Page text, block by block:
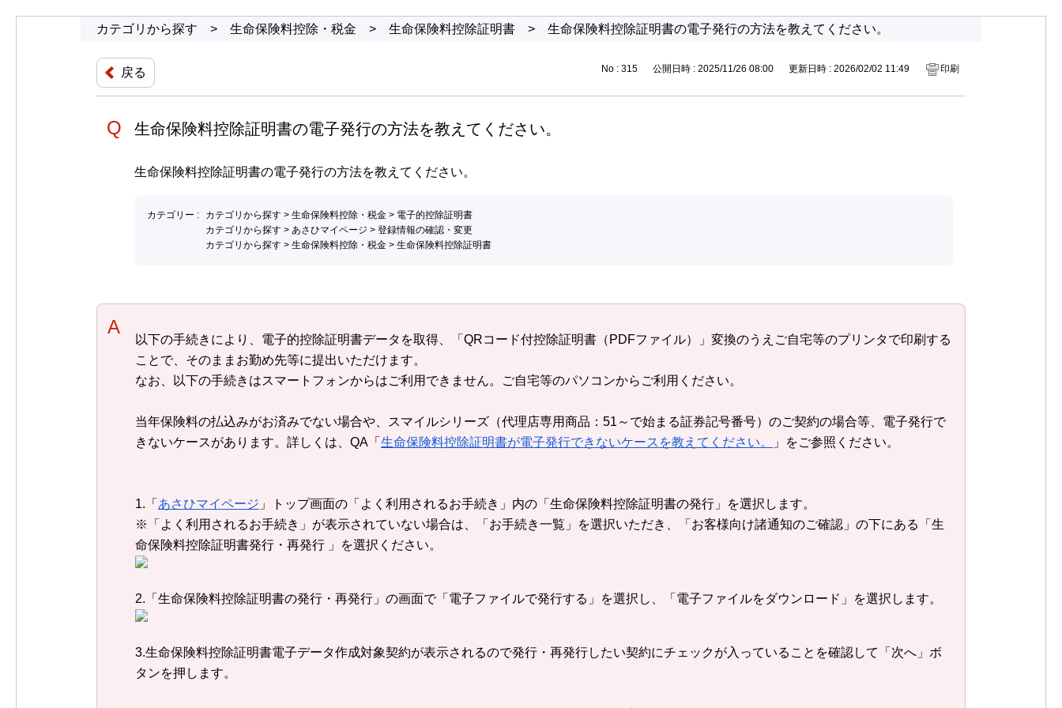
カテゴリから探す > 生命保険料控除・税金 > 生命保険料控除証明書 > 生命保険料控除証明書の電子発行の方法を教えてください。
戻る No : 315 公開日時 : 2025/11/26 08:00 更新日時 : 2026/02/02 11:49 印刷
生命保険料控除証明書の電子発行の方法を教えてください。
生命保険料控除証明書の電子発行の方法を教えてください。
カテゴリー : カテゴリから探す > 生命保険料控除・税金 > 電子的控除証明書
カテゴリから探す > あさひマイページ > 登録情報の確認・変更
カテゴリから探す > 生命保険料控除・税金 > 生命保険料控除証明書
以下の手続きにより、電子的控除証明書データを取得、「QRコード付控除証明書（PDFファイル）」変換のうえご自宅等のプリンタで印刷する
ことで、そのままお勤め先等に提出いただけます。
なお、以下の手続きはスマートフォンからはご利用できません。ご自宅等のパソコンからご利用ください。
当年保険料の払込みがお済みでない場合や、スマイルシリーズ（代理店専用商品：51～で始まる証券記号番号）のご契約の場合等、電子発行で
きないケースがあります。詳しくは、QA「 生命保険料控除証明書が電子発行できないケースを教えてください。 」をご参照ください。
1.「 あさひマイページ 」トップ画面の「よく利用されるお手続き」内の「生命保険料控除証明書の発行」を選択します。
※「よく利用されるお手続き」が表示されていない場合は、「お手続き一覧」を選択いただき、「お客様向け諸通知のご確認」の下にある「生
命保険料控除証明書発行・再発行 」を選択ください。
2.「生命保険料控除証明書の発行・再発行」の画面で「電子ファイルで発行する」を選択し、「電子ファイルをダウンロード」を選択します。
3.生命保険料控除証明書電子データ作成対象契約が表示されるので発行・再発行したい契約にチェックが入っていることを確認して「次へ」ボ
タンを押します。